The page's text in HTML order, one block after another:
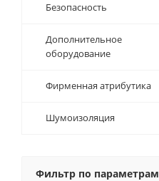
Безопасность
Дополнительное
оборудование
Фирменная атрибутика
Шумоизоляция
Фильтр по параметрам